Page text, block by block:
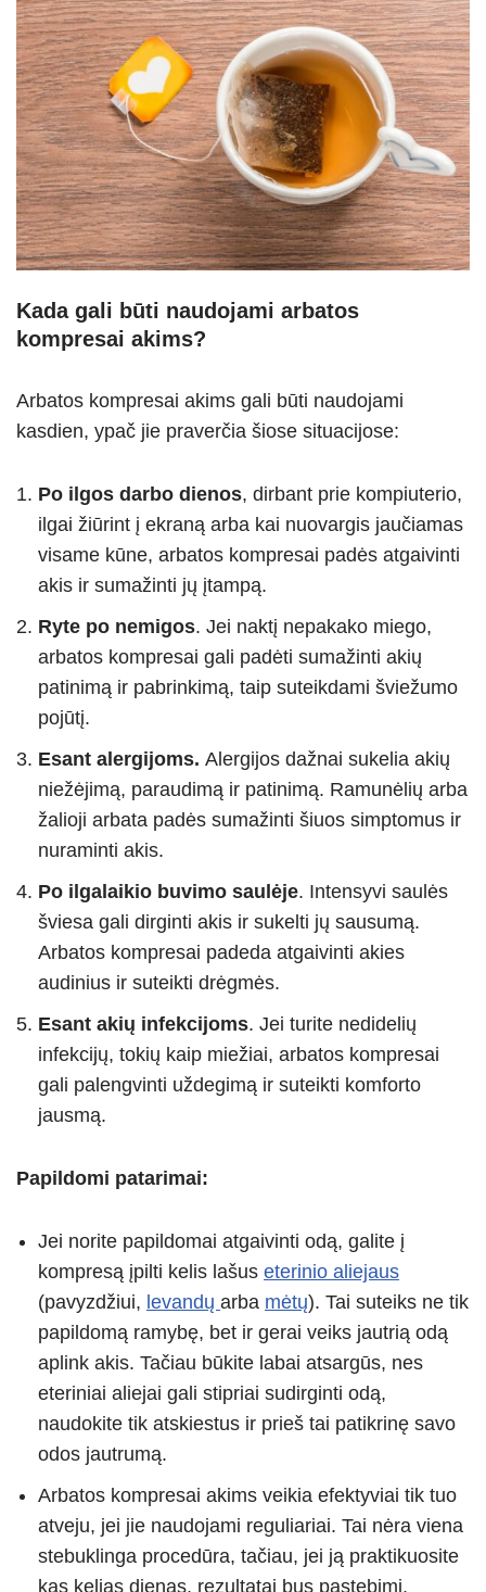
Kada gali būti naudojami arbatos
kompresai akims?
Arbatos kompresai akims gali būti naudojami
kasdien, ypač jie praverčia šiose situacijose:
Po ilgos darbo dienos, dirbant prie kompiuterio,
ilgai žiūrint į ekraną arba kai nuovargis jaučiamas
visame kūne, arbatos kompresai padės atgaivinti
akis ir sumažinti jų įtampą.
Ryte po nemigos. Jei naktį nepakako miego,
arbatos kompresai gali padėti sumažinti akių
patinimą ir pabrinkimą, taip suteikdami šviežumo
pojūtį.
Esant alergijoms. Alergijos dažnai sukelia akių
niežėjimą, paraudimą ir patinimą. Ramunėlių arba
žalioji arbata padės sumažinti šiuos simptomus ir
nuraminti akis.
Po ilgalaikio buvimo saulėje. Intensyvi saulės
šviesa gali dirginti akis ir sukelti jų sausumą.
Arbatos kompresai padeda atgaivinti akies
audinius ir suteikti drėgmės.
Esant akių infekcijoms. Jei turite nedidelių
infekcijų, tokių kaip miežiai, arbatos kompresai
gali palengvinti uždegimą ir suteikti komforto
jausmą.
Papildomi patarimai:
Jei norite papildomai atgaivinti odą, galite į
kompresą įpilti kelis lašus eterinio aliejaus
(pavyzdžiui, levandų arba mėtų). Tai suteiks ne tik
papildomą ramybę, bet ir gerai veiks jautrią odą
aplink akis. Tačiau būkite labai atsargūs, nes
eteriniai aliejai gali stipriai sudirginti odą,
naudokite tik atskiestus ir prieš tai patikrinę savo
odos jautrumą.
Arbatos kompresai akims veikia efektyviai tik tuo
atveju, jei jie naudojami reguliariai. Tai nėra viena
stebuklinga procedūra, tačiau, jei ją praktikuosite
kas kelias dienas, rezultatai bus pastebimi.